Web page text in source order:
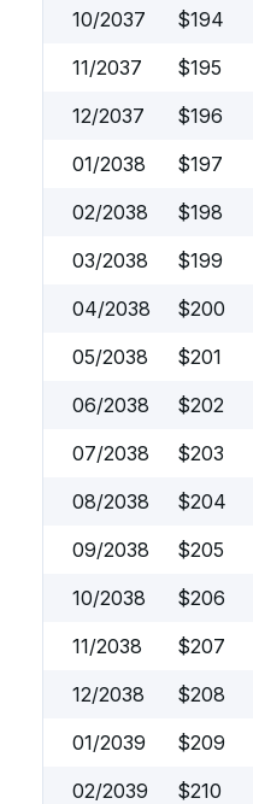
10/2037
$194
11/2037
$195
12/2037
$196
01/2038
$197
02/2038
$198
03/2038
$199
04/2038
$200
05/2038
$201
06/2038
$202
07/2038
$203
08/2038
$204
09/2038
$205
10/2038
$206
11/2038
$207
12/2038
$208
01/2039
$209
02/2039
$210